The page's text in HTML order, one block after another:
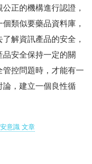
正的機構進行認證，
類似要藥品資料庫，
解資訊產品的安全，
安全保持一定的關
控問題時，才能有一
，建立一個良性循
意識 文章